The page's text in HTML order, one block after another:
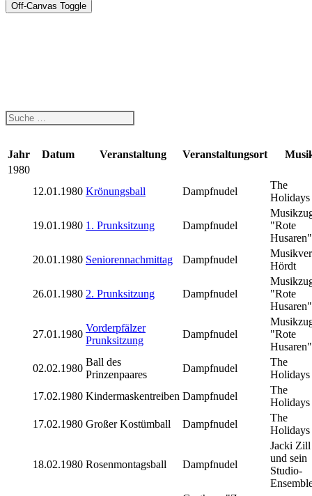
Off-Canvas Toggle
Jahr Datum Veranstaltung Veranstaltungsort
1980
12.01.1980 Krönungsball Dampfnudel
The
Holidays
19.01.1980 1. Prunksitzung Dampfnudel
"Rote
Husaren"
20.01.1980 Seniorennachmittag Dampfnudel
Hördt
26.01.1980 2. Prunksitzung Dampfnudel
"Rote
Husaren"
27.01.1980
Vorderpfälzer
Prunksitzung
Dampfnudel
"Rote
Husaren"
02.02.1980
Ball des
Prinzenpaares
Dampfnudel
The
Holidays
17.02.1980 Kindermaskentreiben Dampfnudel
The
Holidays
17.02.1980 Großer Kostümball Dampfnudel
The
Holidays
18.02.1980 Rosenmontagsball Dampfnudel
Jacki Zill
und sein
Studio-